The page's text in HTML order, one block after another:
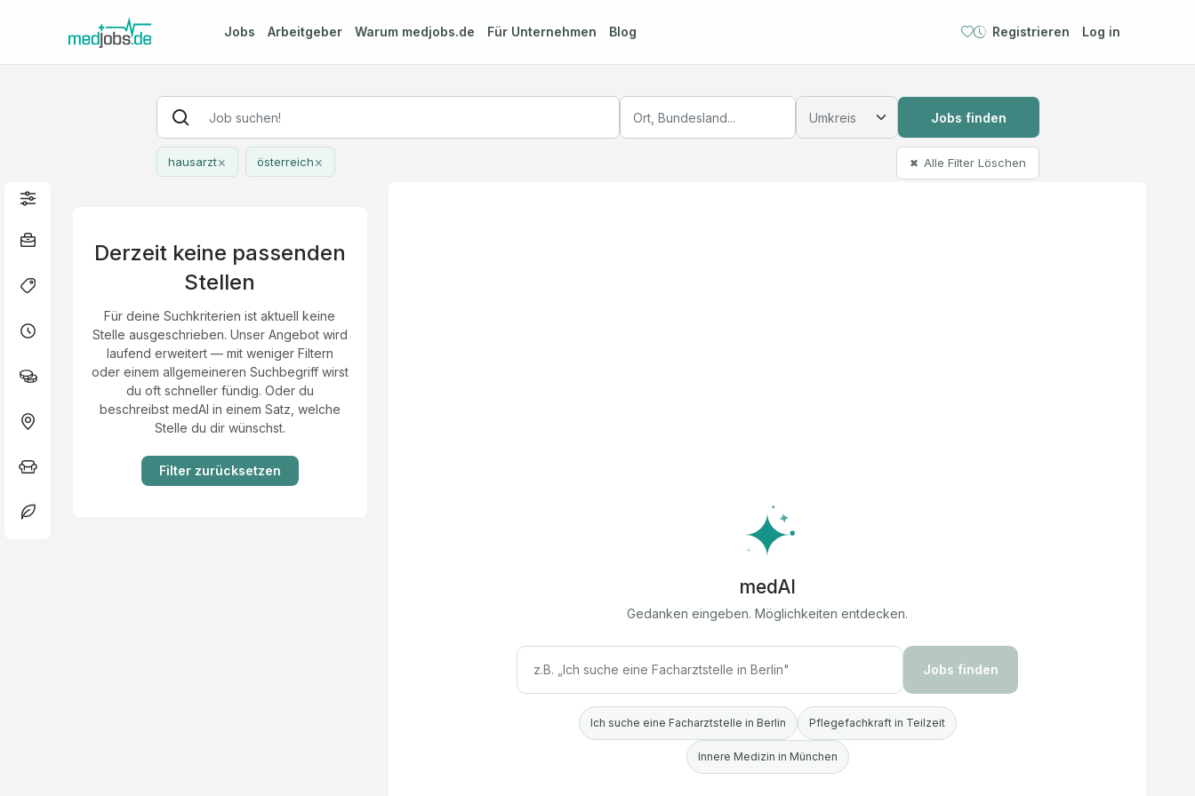
Jobs Arbeitgeber Warum medjobs.de Für Unternehmen Blog Registrieren Log in
Jobs finden
hausarzt× österreich× ✖ Alle Filter Löschen
Derzeit keine passenden
Stellen
Für deine Suchkriterien ist aktuell keine
Stelle ausgeschrieben. Unser Angebot wird
laufend erweitert — mit weniger Filtern
oder einem allgemeineren Suchbegriff wirst
du oft schneller fündig. Oder du
beschreibst medAI in einem Satz, welche
Stelle du dir wünschst.
Filter zurücksetzen
medAI
Gedanken eingeben. Möglichkeiten entdecken.
Jobs finden
Ich suche eine Facharztstelle in Berlin Pflegefachkraft in Teilzeit
Innere Medizin in München